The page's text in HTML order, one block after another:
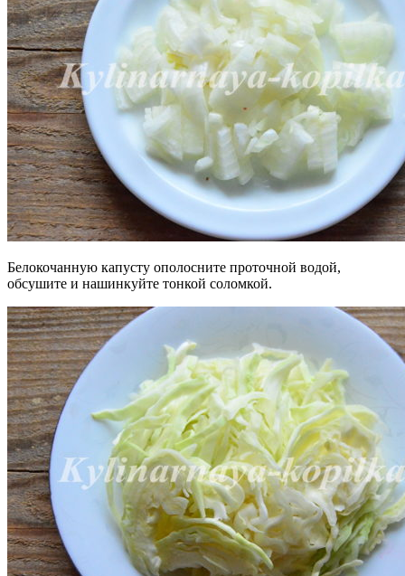
Белокочанную капусту ополосните проточной водой,
обсушите и нашинкуйте тонкой соломкой.